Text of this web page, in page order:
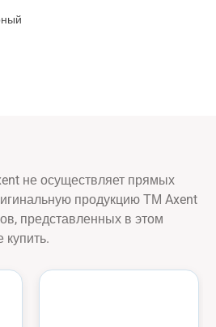
не осуществляет прямых
продукцию ТМ Axent
представленных в этом
купить.